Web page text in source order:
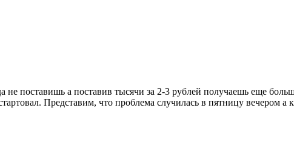
поставишь а поставив тысячи за 2-3 рублей получаешь еще
Представим, что проблема случилась в пятницу вечером